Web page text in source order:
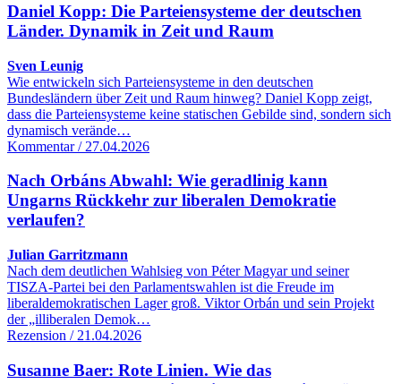
Daniel Kopp: Die Parteiensysteme der deutschen
Länder. Dynamik in Zeit und Raum
Sven Leunig
Wie entwickeln sich Parteiensysteme in den deutschen
Bundesländern über Zeit und Raum hinweg? Daniel Kopp zeigt,
dass die Parteiensysteme keine statischen Gebilde sind, sondern sich
dynamisch verände…
Kommentar / 27.04.2026
Nach Orbáns Abwahl: Wie geradlinig kann
Ungarns Rückkehr zur liberalen Demokratie
verlaufen?
Julian Garritzmann
Nach dem deutlichen Wahlsieg von Péter Magyar und seiner
TISZA-Partei bei den Parlamentswahlen ist die Freude im
liberaldemokratischen Lager groß. Viktor Orbán und sein Projekt
der „illiberalen Demok…
Rezension / 21.04.2026
Susanne Baer: Rote Linien. Wie das